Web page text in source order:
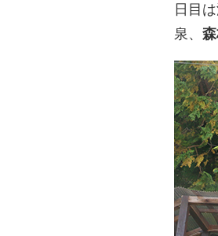
日目
泉、